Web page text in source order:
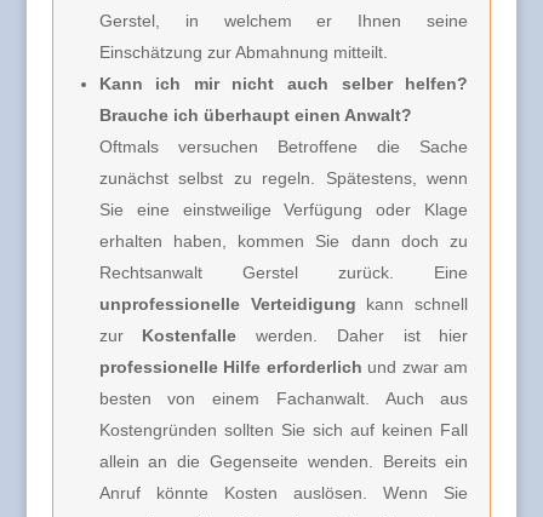
Gerstel, in welchem er Ihnen seine
Einschätzung zur Abmahnung mitteilt.
Kann ich mir nicht auch selber helfen?
Brauche ich überhaupt einen Anwalt?
Oftmals versuchen Betroffene die Sache
zunächst selbst zu regeln. Spätestens, wenn
Sie eine einstweilige Verfügung oder Klage
erhalten haben, kommen Sie dann doch zu
Rechtsanwalt Gerstel zurück. Eine
unprofessionelle Verteidigung kann schnell
zur Kostenfalle werden. Daher ist hier
professionelle Hilfe erforderlich und zwar am
besten von einem Fachanwalt. Auch aus
Kostengründen sollten Sie sich auf keinen Fall
allein an die Gegenseite wenden. Bereits ein
Anruf könnte Kosten auslösen. Wenn Sie